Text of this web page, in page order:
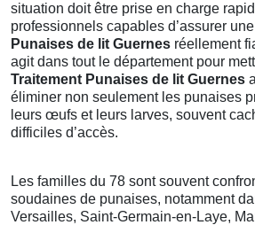
situation doit être prise en charge
professionnels capables d’assurer une
Punaises de lit Guernes réellement
agit dans tout le département pour
Traitement Punaises de lit Guernes
éliminer non seulement les punaises
leurs œufs et leurs larves, souvent
difficiles d’accès.
Les familles du 78 sont souvent
soudaines de punaises, notamment
Versailles, Saint-Germain-en-Laye,